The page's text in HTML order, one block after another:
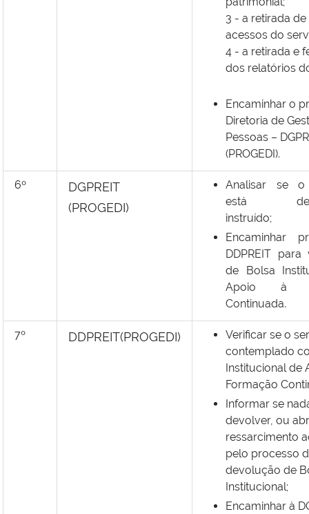
3 - a retirada
acessos do
4 - a retirada e
dos relatórios
Encaminhar o
Diretoria de
Pessoas –
(PROGEDI).
6º
DGPREIT
(PROGEDI)
Analisar se o
está
instruído;
Encaminhar
DDPREIT para
de Bolsa
Apoio à
Continuada.
7º DDPREIT(PROGEDI)
Verificar se o
contemplado
Institucional de
Formação
Informar se
devolver, ou
ressarcimento
pelo processo
devolução de
Institucional;
Encaminhar à